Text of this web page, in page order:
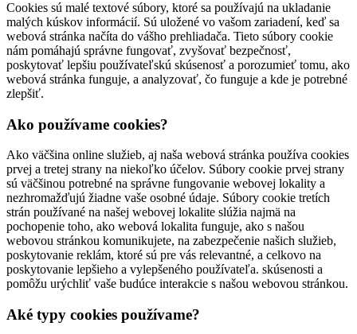
Cookies sú malé textové súbory, ktoré sa používajú na ukladanie
malých kúskov informácií. Sú uložené vo vašom zariadení, keď sa
webová stránka načíta do vášho prehliadača. Tieto súbory cookie
nám pomáhajú správne fungovať, zvyšovať bezpečnosť,
poskytovať lepšiu používateľskú skúsenosť a porozumieť tomu, ako
webová stránka funguje, a analyzovať, čo funguje a kde je potrebné
zlepšiť.
Ako používame cookies?
Ako väčšina online služieb, aj naša webová stránka používa cookies
prvej a tretej strany na niekoľko účelov. Súbory cookie prvej strany
sú väčšinou potrebné na správne fungovanie webovej lokality a
nezhromažďujú žiadne vaše osobné údaje. Súbory cookie tretích
strán používané na našej webovej lokalite slúžia najmä na
pochopenie toho, ako webová lokalita funguje, ako s našou
webovou stránkou komunikujete, na zabezpečenie našich služieb,
poskytovanie reklám, ktoré sú pre vás relevantné, a celkovo na
poskytovanie lepšieho a vylepšeného používateľa. skúsenosti a
pomôžu urýchliť vaše budúce interakcie s našou webovou stránkou.
Aké typy cookies používame?